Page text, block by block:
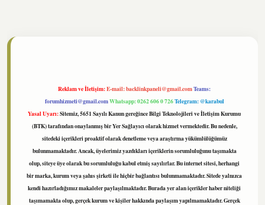
Reklam ve İletişim:E-mail:backlinkpaneli@gmail.comTeams:
forumhizmeti@gmail.comWhatsapp: 0262 606 0 726Telegram: @karabul
Yasal Uyarı:Sitemiz, 5651 Sayılı Kanun gereğince Bilgi Teknolojileri ve İletişim Kurumu
(BTK) tarafından onaylanmış bir Yer Sağlayıcı olarak hizmet vermektedir. Bu nedenle,
sitedeki içerikleri proaktif olarak denetleme veya araştırma yükümlülüğümüz
bulunmamaktadır. Ancak, üyelerimiz yazdıkları içeriklerin sorumluluğunu taşımakta
olup, siteye üye olarak bu sorumluluğu kabul etmiş sayılırlar. Bu internet sitesi, herhangi
bir marka, kurum veya şahıs şirketi ile hiçbir bağlantısı bulunmamaktadır. Sitede yalnızca
kendi hazırladığımız makaleler paylaşılmaktadır. Burada yer alan içerikler haber niteliği
taşımamakta olup, gerçek kurum ve kişiler hakkında paylaşım yapılmamaktadır. Gerçek